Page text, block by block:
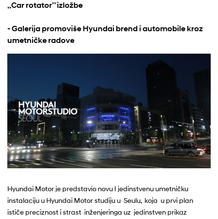
,,Car rotator’’ izložbe
- Galerija promoviše Hyundai brend i automobile kroz
umetničke radove
Hyundai Motor je predstavio novu I jedinstvenu umetničku
instalaciju u Hyundai Motor studiju u Seulu, koja u prvi plan
ističe preciznost i strast inženjeringa uz jedinstven prikaz